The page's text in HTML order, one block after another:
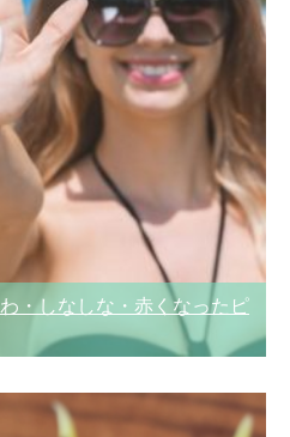
・しなしな・赤くなったピ